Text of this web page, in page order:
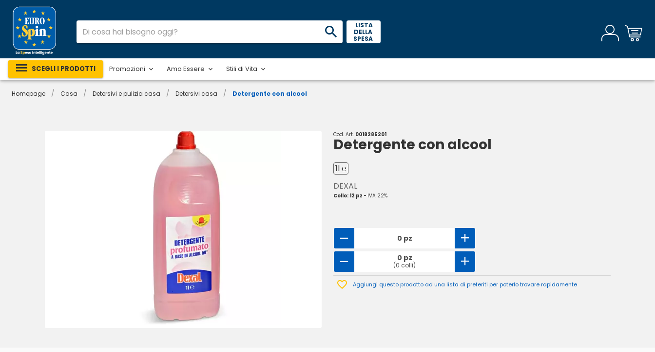
LISTA
DELLA
SPESA
SCEGLI I PRODOTTI Promozioni Amo Essere Stili di Vita
Homepage / Casa / Detersivi e pulizia casa / Detersivi casa / Detergente con alcool
Cod. Art. 0018285201
Detergente con alcool
1l ℮
DEXAL
Collo: 12 pz - IVA 22%
0 pz
0 pz
(0 colli)
Aggiungi questo prodotto ad una lista di preferiti per poterlo trovare rapidamente